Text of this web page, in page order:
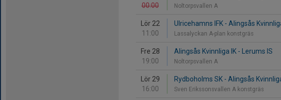
00:00
Noltorpsvallen A
Lör 22
11:00
Ulricehamns IFK - Alingsås
Lassalyckan A-plan konstgräs
Fre 28
19:00
Alingsås Kvinnliga IK - Lerums IS
Noltorpsvallen A
Lör 29
16:00
Rydboholms SK - Alingsås
Sven Erikssonsvallen A konstgräs